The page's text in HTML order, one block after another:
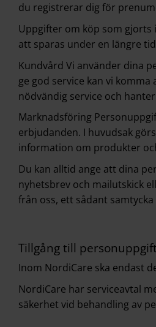
du registrerar dig för
Uppgifter om köp som gjorts
att sparas under en längre
Kundvård Vi använder dina
ge god service kan vi
nödvändig service och
Marknadsföring
erbjudanden. I huvudsak
information om produkter
Du kan alltid ange att dina
nyhetsbrev och mailutskick
från oss, ett sådant
Tillgång till
Inom NordiCare ska endast
NordiCare har serviceavtal
säkerhet vid behandling av